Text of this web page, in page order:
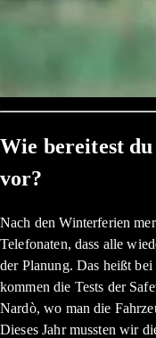
Wie bereitest du
vor?
Nach den Winterferien
Telefonaten, dass alle
der Planung. Das heißt
kommen die Tests der
Nardò, wo man die
Dieses Jahr mussten wir